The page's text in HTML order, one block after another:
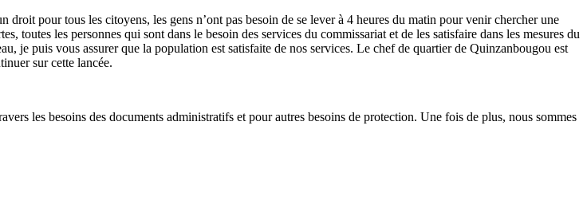
pour tous les citoyens, les gens n’ont pas besoin de se lever à 4 heures du matin pour venir chercher une
toutes les personnes qui sont dans le besoin des services du commissariat et de les satisfaire dans les mesures du
je puis vous assurer que la population est satisfaite de nos services. Le chef de quartier de Quinzanbougou est
sur cette lancée.
les besoins des documents administratifs et pour autres besoins de protection. Une fois de plus, nous sommes